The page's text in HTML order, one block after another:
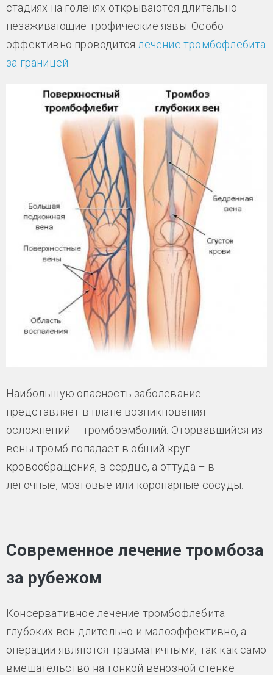
стадиях на голенях открываются длительно
незаживающие трофические язвы. Особо
эффективно проводится лечение тромбофлебита
за границей
Наибольшую опасность заболевание
представляет в плане возникновения
осложнений – тромбоэмболий. Оторвавшийся из
вены тромб попадает в общий круг
кровообращения, в сердце, а оттуда – в
легочные, мозговые или коронарные сосуды.
Современное лечение тромбоза
за рубежом
Консервативное лечение тромбофлебита
глубоких вен длительно и малоэффективно, а
операции являются травматичными, так как само
вмешательство на тонкой венозной стенке